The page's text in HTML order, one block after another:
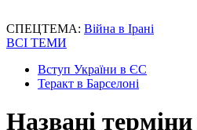
СПЕЦТЕМА: Війна в Ірані
ВСІ ТЕМИ
Вступ України в ЄС
Теракт в Барселоні
Названі